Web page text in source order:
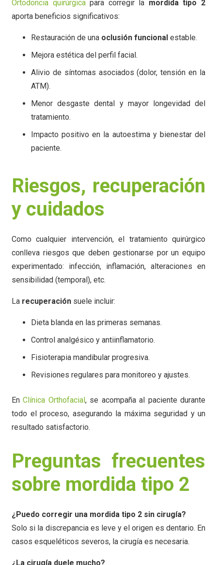
Ortodoncia quirúrgicapara corregir la mordida tipo 2
aporta beneficios significativos:
Restauración de una oclusión funcional estable.
Mejora estética del perfil facial.
Alivio de síntomas asociados (dolor, tensión en la
ATM).
Menor desgaste dental y mayor longevidad del
tratamiento.
Impacto positivo en la autoestima y bienestar del
paciente.
Riesgos, recuperación
y cuidados
Como cualquier intervención, el tratamiento quirúrgico
conlleva riesgos que deben gestionarse por un equipo
experimentado: infección, inflamación, alteraciones en
sensibilidad (temporal), etc.
La recuperación suele incluir:
Dieta blanda en las primeras semanas.
Control analgésico y antiinflamatorio.
Fisioterapia mandibular progresiva.
Revisiones regulares para monitoreo y ajustes.
EnClínica Orthofacial, se acompaña al paciente durante
todo el proceso, asegurando la máxima seguridad y un
resultado satisfactorio.
Preguntas frecuentes
sobre mordida tipo 2
¿Puedo corregir una mordida tipo 2 sin cirugía?
Solo si la discrepancia es leve y el origen es dentario. En
casos esqueléticos severos, la cirugía es necesaria.
¿La cirugía duele mucho?